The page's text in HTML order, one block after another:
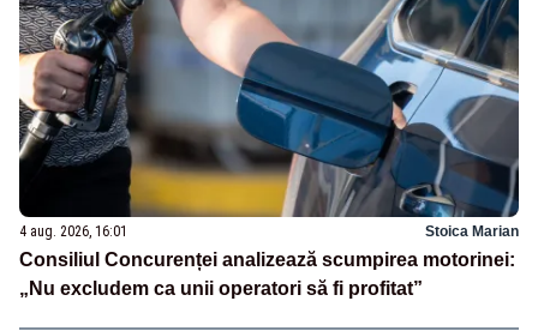
4 aug. 2026, 16:01 Stoica Marian
Consiliul Concurenței analizează scumpirea motorinei:
„Nu excludem ca unii operatori să fi profitat”